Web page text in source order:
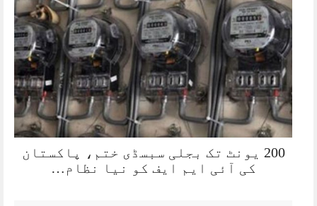
200 یونٹ تک بجلی سبسڈی ختم، پاکستان
کی آئی ایم ایف کو نیا نظام…